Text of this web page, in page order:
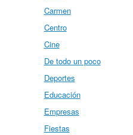
Carmen
Centro
Cine
De todo un poco
Deportes
Educación
Empresas
Fiestas